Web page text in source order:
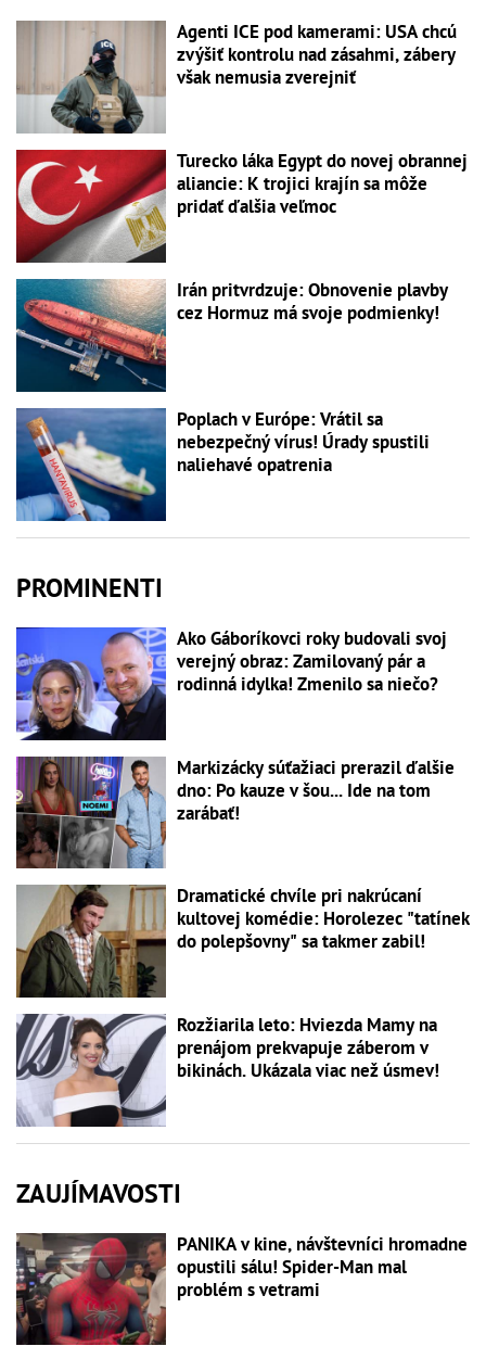
Agenti ICE pod kamerami: USA chcú
zvýšiť kontrolu nad zásahmi, zábery
však nemusia zverejniť
Turecko láka Egypt do novej obrannej
aliancie: K trojici krajín sa môže
pridať ďalšia veľmoc
Irán pritvrdzuje: Obnovenie plavby
cez Hormuz má svoje podmienky!
Poplach v Európe: Vrátil sa
nebezpečný vírus! Úrady spustili
naliehavé opatrenia
PROMINENTI
Ako Gáboríkovci roky budovali svoj
verejný obraz: Zamilovaný pár a
rodinná idylka! Zmenilo sa niečo?
Markizácky súťažiaci prerazil ďalšie
dno: Po kauze v šou... Ide na tom
zarábať!
Dramatické chvíle pri nakrúcaní
kultovej komédie: Horolezec "tatínek
do polepšovny" sa takmer zabil!
Rozžiarila leto: Hviezda Mamy na
prenájom prekvapuje záberom v
bikinách. Ukázala viac než úsmev!
ZAUJÍMAVOSTI
PANIKA v kine, návštevníci hromadne
opustili sálu! Spider-Man mal
problém s vetrami